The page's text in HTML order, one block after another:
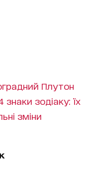
Плутон
знаки зодіаку: їх
зміни